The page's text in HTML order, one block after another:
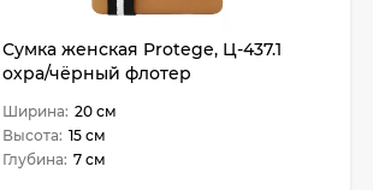
Сумка женская Protege, Ц-437.1
охра/чёрный флотер
Ширина: 20 см
Высота: 15 см
Глубина: 7 см